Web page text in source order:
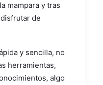
mampara y tras
de
y sencilla, no
herramientas,
algo